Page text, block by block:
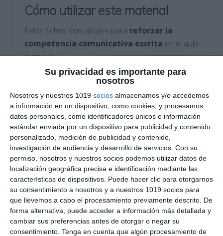
Su privacidad es importante para
nosotros
Nosotros y nuestros 1019 socios almacenamos y/o accedemos
a información en un dispositivo, como cookies, y procesamos
datos personales, como identificadores únicos e información
estándar enviada por un dispositivo para publicidad y contenido
personalizado, medición de publicidad y contenido,
investigación de audiencia y desarrollo de servicios. Con su
permiso, nosotros y nuestros socios podemos utilizar datos de
localización geográfica precisa e identificación mediante las
características de dispositivos. Puede hacer clic para otorgarnos
su consentimiento a nosotros y a nuestros 1019 socios para
que llevemos a cabo el procesamiento previamente descrito. De
forma alternativa, puede acceder a información más detallada y
cambiar sus preferencias antes de otorgar o negar su
consentimiento. Tenga en cuenta que algún procesamiento de
Cómo utilizar este material
Estas fichas son ideales para reforzar la
competencia comunicativa escrita en el aula
o en casa.
Pueden emplearse como actividades de
tareas de consolidación
como base paraproyectos de escritura
creativa, donde el alumnado elabore sus
propios textos siguiendo modelos reales.
DESCARGA AL FINAL
EL PDF